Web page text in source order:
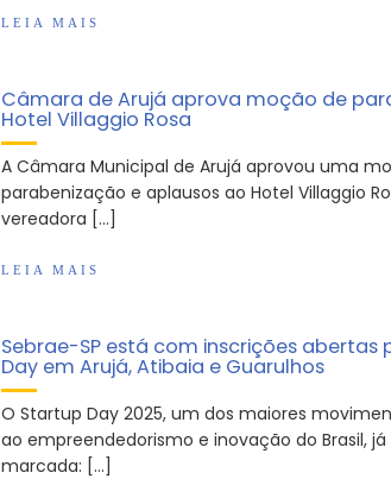
LEIA MAIS
Câmara de Arujá aprova moção de
Hotel Villaggio Rosa
A Câmara Municipal de Arujá aprovou uma
parabenização e aplausos ao Hotel Villaggio
vereadora […]
LEIA MAIS
Sebrae-SP está com inscrições abertas
Day em Arujá, Atibaia e Guarulhos
O Startup Day 2025, um dos maiores
ao empreendedorismo e inovação do Brasil,
marcada: […]